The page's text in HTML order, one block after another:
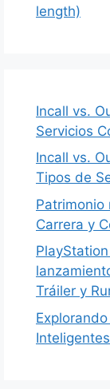
length)
Incall vs.
Servicios
Incall vs.
Tipos de
Patrimonio
Carrera y
Tráiler y